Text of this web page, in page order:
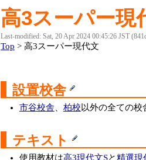
高3スーパー現
Last-modified: Sat, 20 Apr 2024 00:45:26 JST
Top > 高3スーパー現代文
設置校舎
市谷校舎 柏校以外の全ての校
テキスト
使用教材は高3現代文Sと精選現